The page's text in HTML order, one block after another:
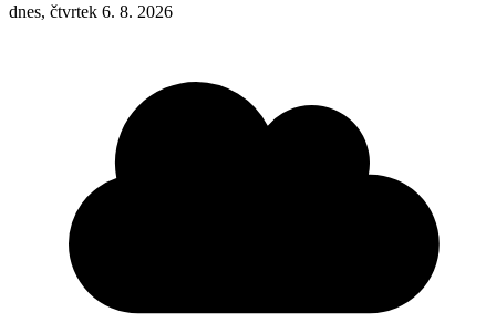
dnes, čtvrtek 6. 8. 2026